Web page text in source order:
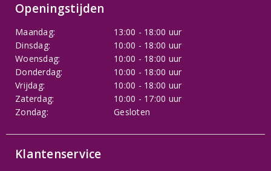
Openingstijden
Maandag:
13:00 - 18:00 uur
Dinsdag:
10:00 - 18:00 uur
Woensdag:
10:00 - 18:00 uur
Donderdag:
10:00 - 18:00 uur
Vrijdag:
10:00 - 18:00 uur
Zaterdag:
10:00 - 17:00 uur
Zondag:
Gesloten
Klantenservice